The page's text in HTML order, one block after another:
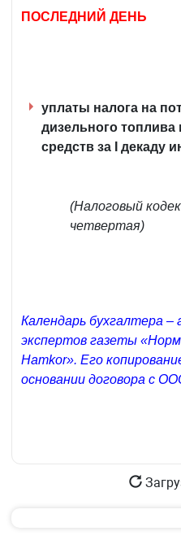
ПОСЛЕДНИЙ ДЕНЬ
уплаты налога на
дизельного топлива
средств за I декаду
(Налоговый
четвертая)
Календарь бухгалтера –
экспертов газеты
Hamkor». Его
основании договора с